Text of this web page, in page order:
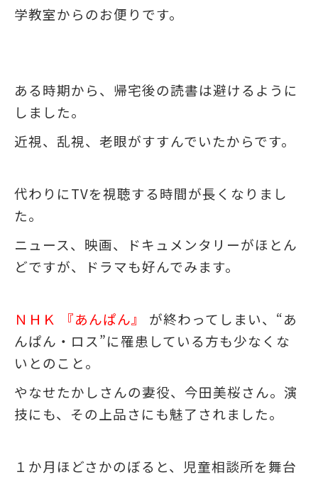
学教室からのお便りです。
ある時期から、帰宅後の読書は避けるように
しました。
近視、乱視、老眼がすすんでいたからです。
代わりにTVを視聴する時間が長くなりまし
た。
ニュース、映画、ドキュメンタリーがほとん
どですが、ドラマも好んでみます。
ＮＨＫ 『あんぱん』
が終わってしまい、“あ
んぱん・ロス”に罹患している方も少なくな
いとのこと。
やなせたかしさんの妻役、今田美桜さん。演
技にも、その上品さにも魅了されました。
１か月ほどさかのぼると、児童相談所を舞台